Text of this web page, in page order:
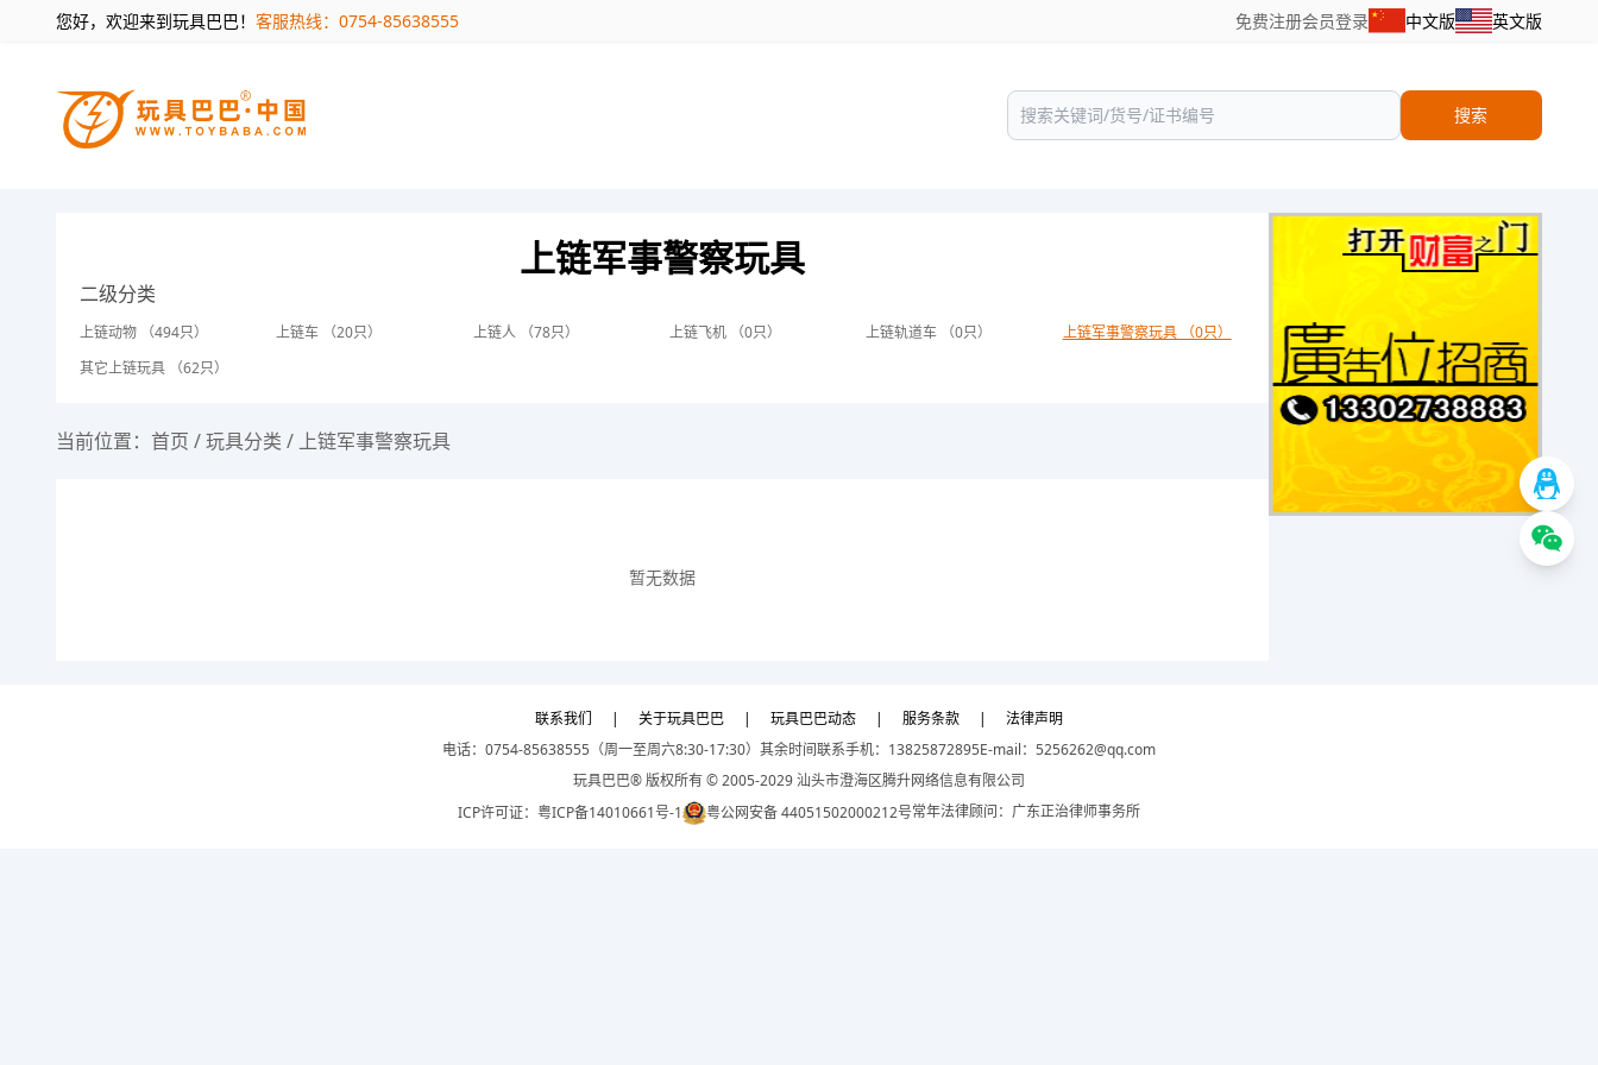
您好，欢迎来到玩具巴巴！ 客服热线：0754-85638555 免费注册会员登录 中文版 英文版
搜索
上链军事警察玩具
二级分类
上链动物 （494只） 上链车 （20只） 上链人 （78只） 上链飞机 （0只） 上链轨道车 （0只）
上链军事警察玩具 （0只）
其它上链玩具 （62只）
当前位置： 首页 /玩具分类 / 上链军事警察玩具
暂无数据
联系我们 | 关于玩具巴巴 | 玩具巴巴动态 | 服务条款 |
法律声明
电话：0754-85638555（周一至周六8:30-17:30） 其余时间联系手机：13825872895E-mail：5256262@qq.com
玩具巴巴® 版权所有 © 2005-2029 汕头市澄海区腾升网络信息有限公司
ICP许可证： 粤ICP备14010661号-1 粤公网安备 44051502000212号常年法律顾问：广东正治律师事务所